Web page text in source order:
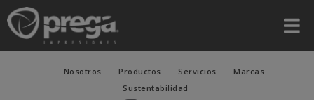
Nosotros Productos Servicios
Marcas
Sustentabilidad